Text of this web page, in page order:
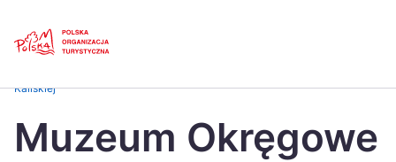
Česká 中国
Kaliskiej
Muzeum Okręgowe